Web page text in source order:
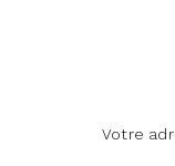
Votre